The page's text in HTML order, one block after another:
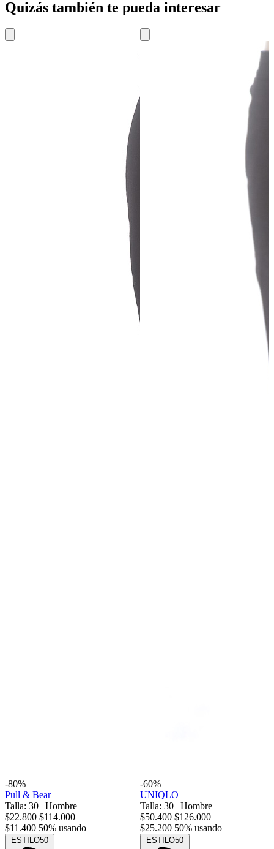
Quizás también te pueda interesar
-80%
Pull & Bear
Talla: 30 | Hombre
$22.800 $114.000
$11.400 50% usando
ESTILO50
-60%
UNIQLO
Talla: 30 | Hombre
$50.400 $126.000
$25.200 50% usando
ESTILO50